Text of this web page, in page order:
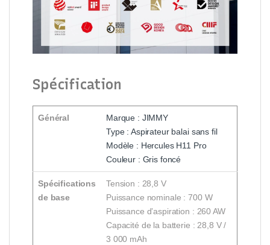
Spécification
Général
Marque : JIMMY
Type : Aspirateur balai sans fil
Modèle : Hercules H11 Pro
Couleur : Gris foncé
Spécifications
de base
Tension : 28,8 V
Puissance nominale : 700 W
Puissance d’aspiration : 260 AW
Capacité de la batterie : 28,8 V /
3 000 mAh